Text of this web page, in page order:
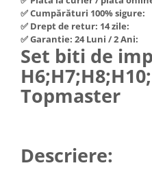
Nivela de masurat
Pistoale de impact electrice si
pneumatice
Pistoale de vopsit
Prelungitoare
Rindele si freze pentru lemn
Hote Telescopice
Hote Traditionale
Hote Incorporabile
Hote Country
Hote Insula
Hote Cupolare
Masini de carnati ( CARNATARI )
✅ Cumpărături 100% sigure:
✅ Drept de retur: 14 zile:
✅ Garantie: 24 Luni / 2 Ani:
Set biti de
Topmaster
Descriere: